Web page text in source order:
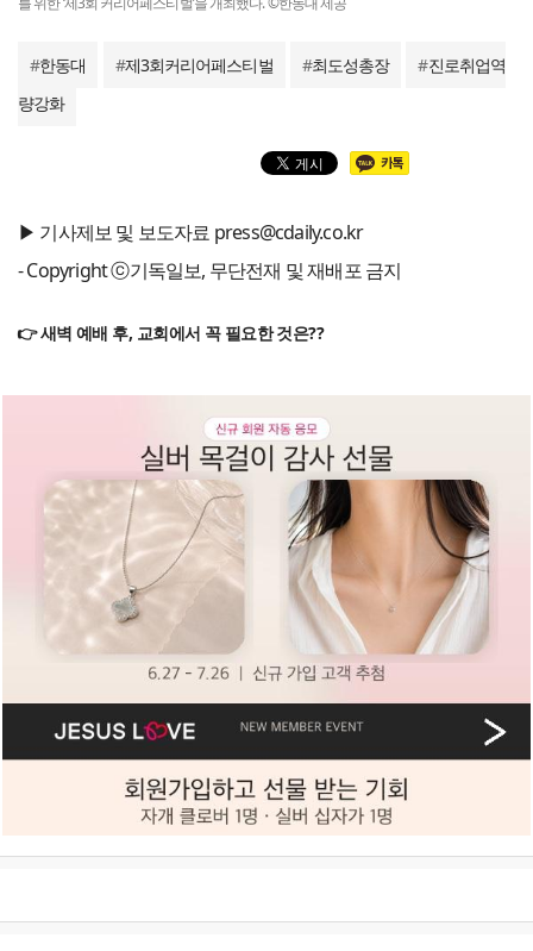
#한동대 #제3회커리어페스티벌 #최도성총장 #진로취업역
량강화
▶ 기사제보 및 보도자료 press@cdaily.co.kr
- Copyright ⓒ기독일보, 무단전재 및 재배포 금지
👉 새벽 예배 후, 교회에서 꼭 필요한 것은??